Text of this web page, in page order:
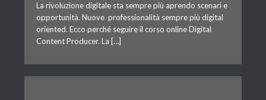
La rivoluzione digitale sta sempre più aprendo scenari e
opportunità. Nuove professionalità sempre più digital
oriented. Ecco perché seguire il corso online Digital
Content Producer. La […]